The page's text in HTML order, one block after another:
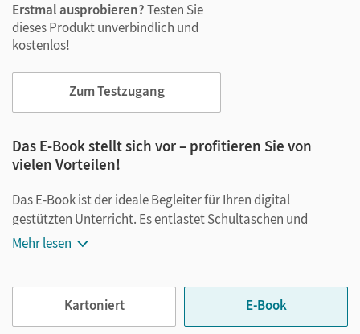
Erstmal ausprobieren?Testen Sie
dieses Produkt unverbindlich und
kostenlos!
Zum Testzugang
Das E-Book stellt sich vor – profitieren Sie von
vielen Vorteilen!
Das E-Book ist der ideale Begleiter für Ihren digital
gestützten Unterricht. Es entlastet Schultaschen und
Rucksäcke und ist jederzeit unkompliziert verfügbar.
Notizen erstellen
Mehr lesen
Kartoniert E-Book